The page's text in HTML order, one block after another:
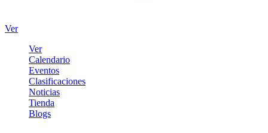
Ver
Ver
Calendario
Eventos
Clasificaciones
Noticias
Tienda
Blogs